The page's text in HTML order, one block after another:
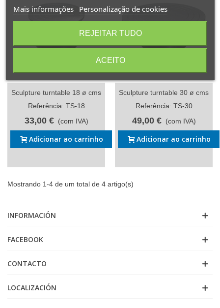
Sculpture turntable 18 ø cms
Referência: TS-18
33,00 € (com IVA)
Adicionar ao carrinho
Sculpture turntable 30 ø cms
Referência: TS-30
49,00 € (com IVA)
Adicionar ao carrinho
Mostrando 1-4 de um total de 4 artigo(s)
INFORMACIÓN
FACEBOOK
CONTACTO
LOCALIZACIÓN
Mais informações Personalização de cookies
REJEITAR TUDO
ACEITO